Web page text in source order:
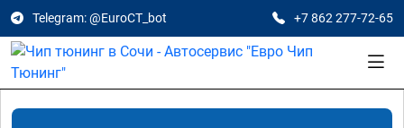
Telegram: @EuroCT_bot +7 862 277-72-65